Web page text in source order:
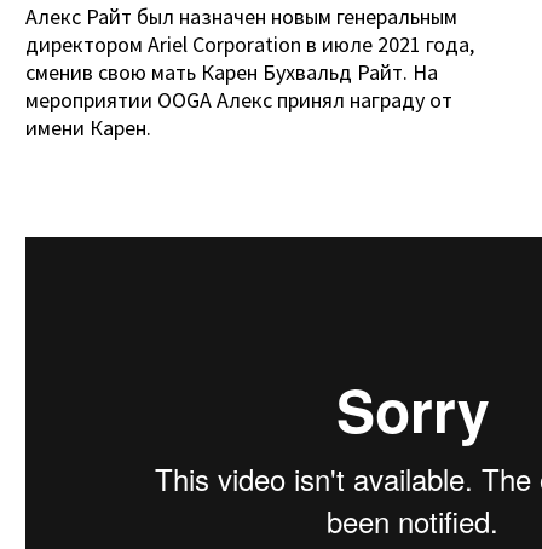
Алекс Райт был назначен новым генеральным
директором Ariel Corporation в июле 2021 года,
сменив свою мать Карен Бухвальд Райт. На
мероприятии OOGA Алекс принял награду от
имени Карен.